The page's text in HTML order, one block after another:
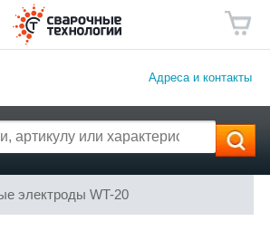
Адреса и контакты
электроды WT-20